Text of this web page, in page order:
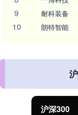
9 耐科装备
10 朗特智能
沪深300